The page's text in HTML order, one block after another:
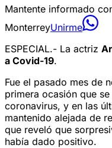
Mantente informado
MonterreyUnirme
ESPECIAL.- La actriz
a Covid-19.
Fue el pasado mes de
primera ocasión que
coronavirus, y en las
mantenido alejada de
que reveló que
había dado positivo.